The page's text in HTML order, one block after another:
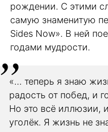
рождении. С этими
самую знаменитую
Sides Now». В ней
годами мудрости.
«… теперь я знаю
радость от побед, и
Но это всё иллюзии,
уголёк. Я жизнь не